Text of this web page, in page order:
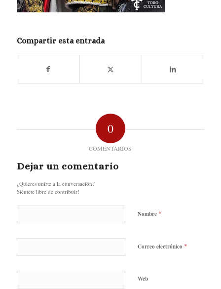
Compartir esta entrada
0
COMENTARIOS
Dejar un comentario
¿Quieres unirte a la conversación?
Siéntete libre de contribuir!
Nombre *
Correo electrónico *
Web